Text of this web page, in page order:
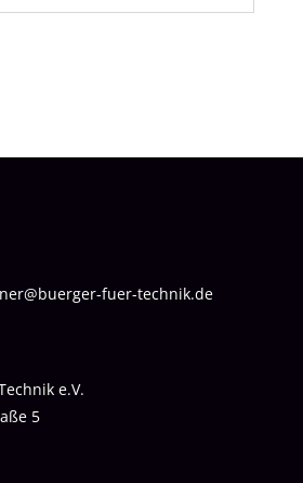
fuer-technik.de
e.V.
5